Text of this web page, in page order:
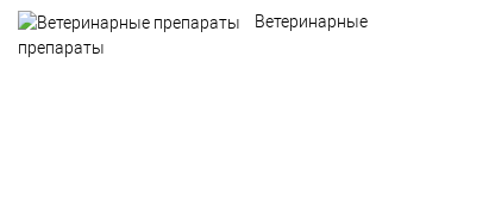
Ветеринарные
препараты